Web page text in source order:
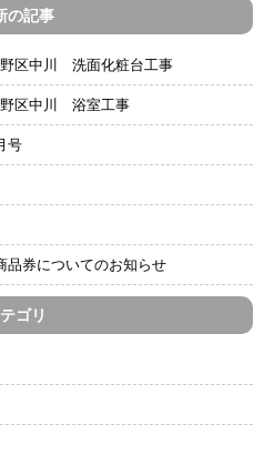
の記事
区中川 洗面化粧台工事
区中川 浴室工事
号
券についてのお知らせ
ゴリ